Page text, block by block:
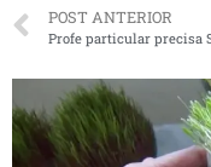
POST ANTERIOR